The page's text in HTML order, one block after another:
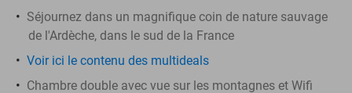
Séjournez dans un magnifique coin de nature sauvage
de l'Ardèche, dans le sud de la France
Voir ici le contenu des multideals
Chambre double avec vue sur les montagnes et Wifi